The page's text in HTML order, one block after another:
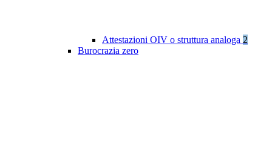
Attestazioni OIV o struttura analoga 2
Burocrazia zero